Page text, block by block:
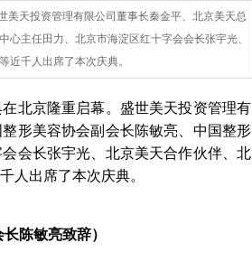
天投资管理有限公司董事长秦金平、北京美天总
主任田力、北京市海淀区红十字会会长张宇光、
近千人出席了本次庆典。
北京隆重启幕。盛世美天投资管理有
形美容协会副会长陈敏亮、中国整形
会长张宇光、北京美天合作伙伴、北
人出席了本次庆典。
陈敏亮致辞）